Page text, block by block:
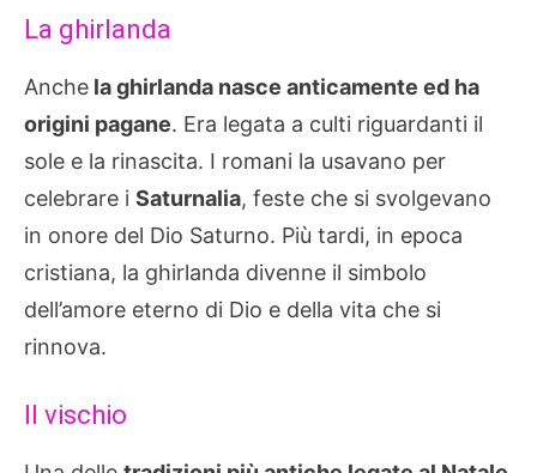
La ghirlanda
Anche la ghirlanda nasce anticamente ed ha
origini pagane. Era legata a culti riguardanti il
sole e la rinascita. I romani la usavano per
celebrare i Saturnalia, feste che si svolgevano
in onore del Dio Saturno. Più tardi, in epoca
cristiana, la ghirlanda divenne il simbolo
dell’amore eterno di Dio e della vita che si
rinnova.
Il vischio